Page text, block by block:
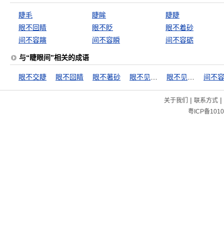
睫毛 睫眸
睫睫
眼不回睛
眼不眨
眼不着砂
间不容瞚
间不容瞬 间不容砺
与“睫眼间”相关的成语
眼不交睫 眼不回睛 眼不著砂 间不
关于我们 | 联系方式|
粤ICP备